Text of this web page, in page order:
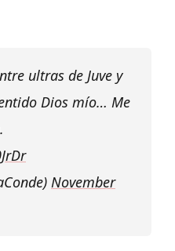
ultras de Juve y
Dios mío… Me
November